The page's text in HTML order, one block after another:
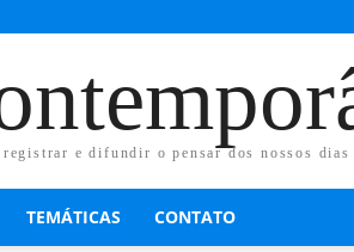
registrar e difundir o pensar dos nossos dias
TEMÁTICAS CONTATO